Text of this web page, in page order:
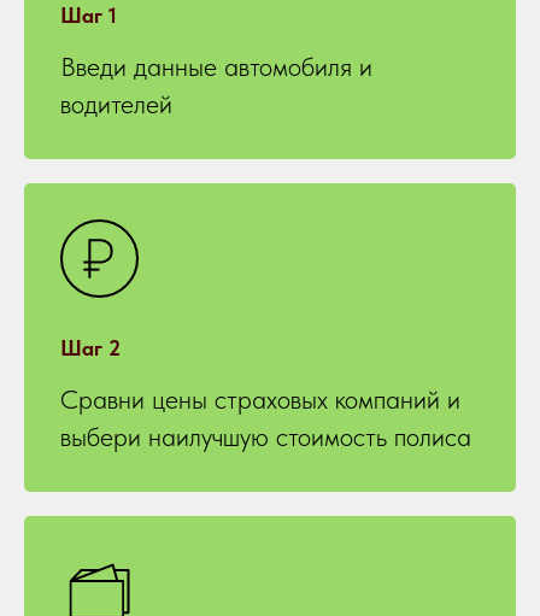
Шаг 1
Введи данные автомобиля и
водителей
Шаг 2
Сравни цены страховых компаний и
выбери наилучшую стоимость полиса